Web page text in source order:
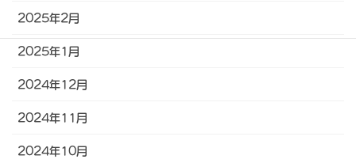
2025年2月
2025年1月
2024年12月
2024年11月
2024年10月